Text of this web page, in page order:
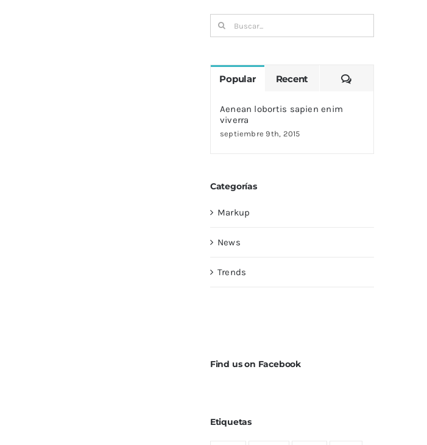
Buscar:
Popular Recent Comments
Aenean lobortis sapien enim
viverra
septiembre 9th, 2015
Categorías
Markup
News
Trends
Find us on Facebook
Etiquetas